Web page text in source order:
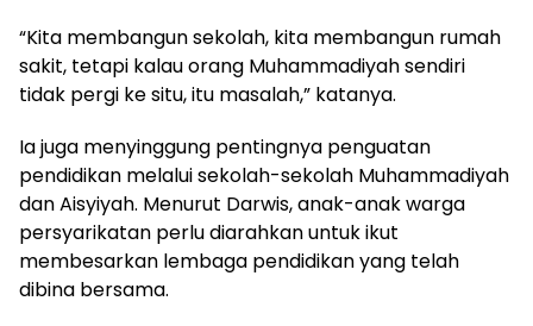
“Kita membangun sekolah, kita membangun rumah
sakit, tetapi kalau orang Muhammadiyah sendiri
tidak pergi ke situ, itu masalah,” katanya.
Ia juga menyinggung pentingnya penguatan
pendidikan melalui sekolah-sekolah Muhammadiyah
dan Aisyiyah. Menurut Darwis, anak-anak warga
persyarikatan perlu diarahkan untuk ikut
membesarkan lembaga pendidikan yang telah
dibina bersama.